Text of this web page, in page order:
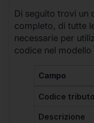
Di seguito trovi un
completo, di tutte
necessarie per
codice nel modello
Campo
Codice tributo
Descrizione